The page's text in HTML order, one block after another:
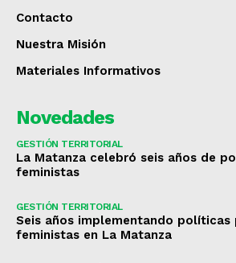
Contacto
Nuestra Misión
Materiales Informativos
Novedades
GESTIÓN TERRITORIAL
La Matanza celebró seis años de
feministas
GESTIÓN TERRITORIAL
Seis años implementando políticas
feministas en La Matanza